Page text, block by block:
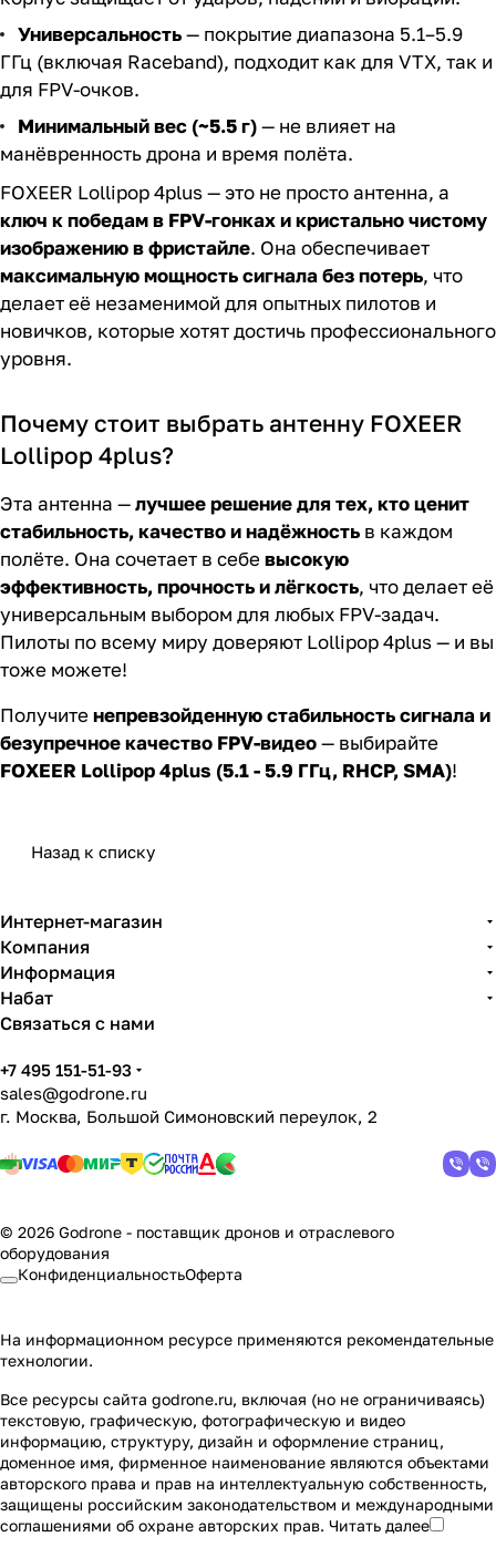
Универсальность— покрытие диапазона 5.1–5.9
ГГц (включая Raceband), подходит как для VTX, так и
для FPV-очков.
Минимальный вес (~5.5 г)— не влияет на
манёвренность дрона и время полёта.
FOXEER Lollipop 4plus — это не просто антенна, а
ключ к победам в FPV-гонках и кристально чистому
изображению в фристайле. Она обеспечивает
максимальную мощность сигнала без потерь, что
делает её незаменимой для опытных пилотов и
новичков, которые хотят достичь профессионального
уровня.
Почему стоит выбрать антенну FOXEER
Lollipop 4plus?
Эта антенна —лучшее решение для тех, кто ценит
стабильность, качество и надёжность в каждом
полёте. Она сочетает в себе высокую
эффективность, прочность и лёгкость, что делает её
универсальным выбором для любых FPV-задач.
Пилоты по всему миру доверяют Lollipop 4plus — и вы
тоже можете!
Получите непревзойденную стабильность сигнала и
безупречное качество FPV-видео— выбирайте
FOXEER Lollipop 4plus (5.1 - 5.9 ГГц, RHCP, SMA)!
Назад к списку
Интернет-магазин
Компания
Информация
Набат
Связаться с нами
+7 495 151-51-93
sales@godrone.ru
г. Москва, Большой Симоновский переулок, 2
© 2026 Godrone - поставщик дронов и отраслевого
оборудования
КонфиденциальностьОферта
На информационном ресурсе применяются рекомендательные
технологии.
Все ресурсы сайта godrone.ru, включая (но не ограничиваясь)
текстовую, графическую, фотографическую и видео
информацию, структуру, дизайн и оформление страниц,
доменное имя, фирменное наименование являются объектами
авторского права и прав на интеллектуальную собственность,
защищены российским законодательством и международными
соглашениями об охране авторских прав. Читать далее